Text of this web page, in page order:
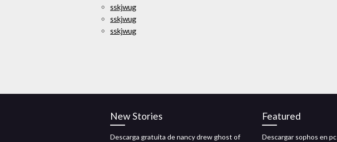
sskjwug
sskjwug
sskjwug
New Stories
Descarga gratuita de nancy drew ghost of
Featured
Descargar sophos en pc